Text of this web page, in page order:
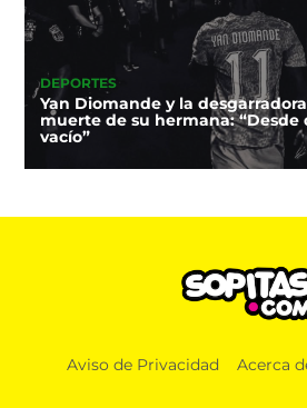
DEPORTES
Yan Diomande y la
muerte de su hermana: “Desde
vacío”
¡Alizzz regresa a México!
Aviso de Privacidad Acerca